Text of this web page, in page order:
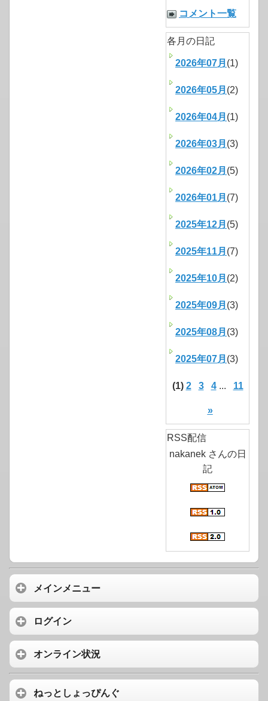
コメント一覧
各月の日記
2026年07月 (1)
2026年05月 (2)
2026年04月 (1)
2026年03月 (3)
2026年02月 (5)
2026年01月 (7)
2025年12月 (5)
2025年11月 (7)
2025年10月 (2)
2025年09月 (3)
2025年08月 (3)
2025年07月 (3)
(1) 2 3 4... 11
»
RSS配信
nakanek さんの日
記
メインメニュー
ログイン
オンライン状況
ねっとしょっぴんぐ